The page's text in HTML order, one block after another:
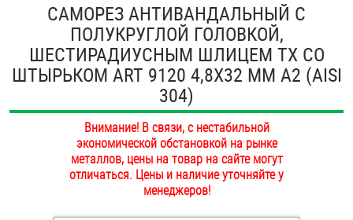
ОПЛАТА И ДОСТАВКА
НАШИ МАГАЗИНЫ
Втулки
Гайки
Дюймовый крепёж
Заклепки (Гайки-Заклепки)
САМОРЕЗ АНТИВАНДАЛЬНЫЙ С
ПОЛУКРУГЛОЙ ГОЛОВКОЙ,
ШЕСТИРАДИУСНЫМ ШЛИЦЕМ TX СО
ШТЫРЬКОМ ART 9120 4,8Х32 ММ А2 (AISI
304)
Внимание! В связи, с нестабильной
экономической обстановкой на рынке
металлов, цены на товар на сайте могут
отличаться. Цены и наличие уточняйте у
менеджеров!